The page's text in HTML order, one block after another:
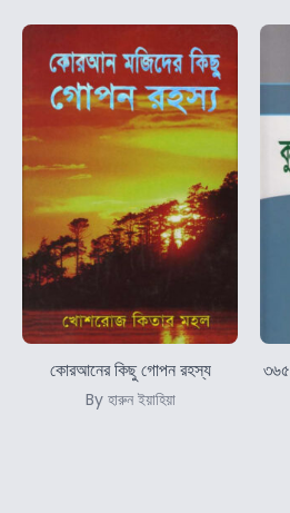
কোরআনের কিছু গোপন রহস্য
By হারুন ইয়াহিয়া